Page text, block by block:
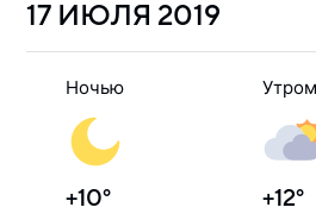
17 ИЮЛЯ 2019
Ночью
+10°
Утром
+12°